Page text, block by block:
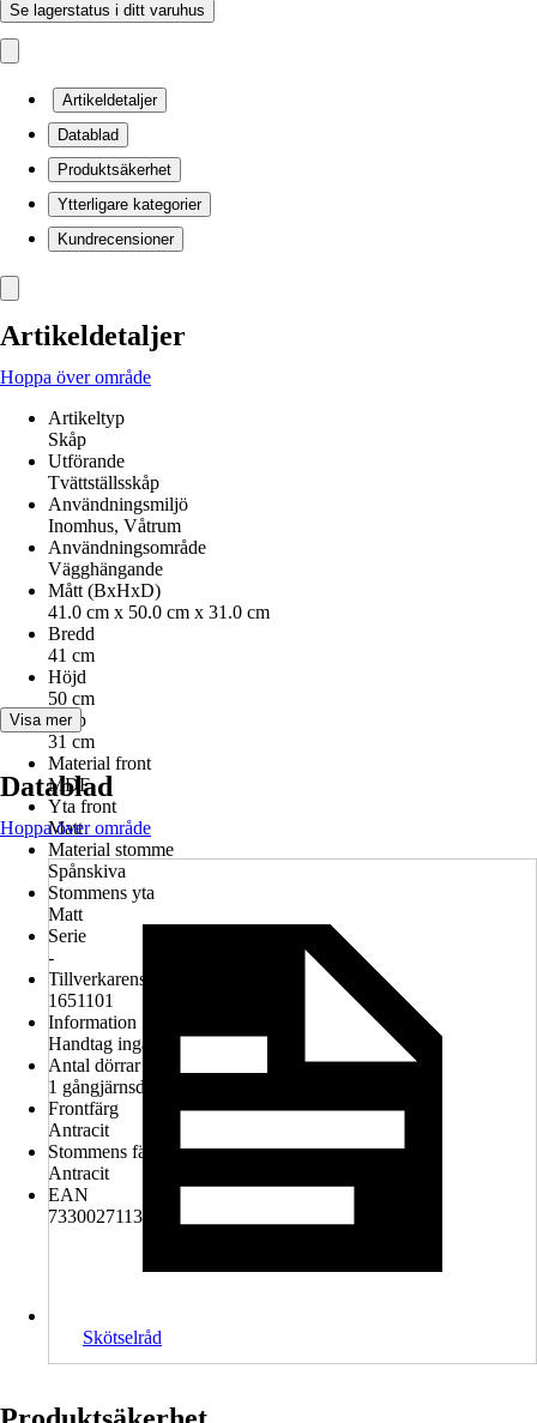
Se lagerstatus i ditt varuhus
Artikeldetaljer
Datablad
Produktsäkerhet
Ytterligare kategorier
Kundrecensioner
Artikeldetaljer
Hoppa över område
Artikeltyp
Skåp
Utförande
Tvättställsskåp
Användningsmiljö
Inomhus, Våtrum
Användningsområde
Vägghängande
Mått (BxHxD)
41.0 cm x 50.0 cm x 31.0 cm
Bredd
41 cm
Höjd
50 cm
Djup
31 cm
Material front
MDF
Yta front
Matt
Material stomme
Spånskiva
Stommens yta
Matt
Serie
-
Tillverkarens artikelnummer
1651101
Information
Handtag ingår ej
Antal dörrar
1 gångjärnsdörr
Frontfärg
Antracit
Stommens färg
Antracit
EAN
7330027113562
Visa mer
Datablad
Hoppa över område
Skötselråd